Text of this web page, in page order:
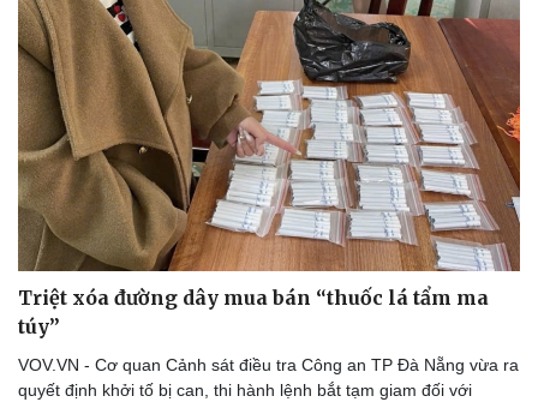
Triệt xóa đường dây mua bán “thuốc lá tẩm ma
túy”
VOV.VN - Cơ quan Cảnh sát điều tra Công an TP Đà Nẵng vừa ra
quyết định khởi tố bị can, thi hành lệnh bắt tạm giam đối với